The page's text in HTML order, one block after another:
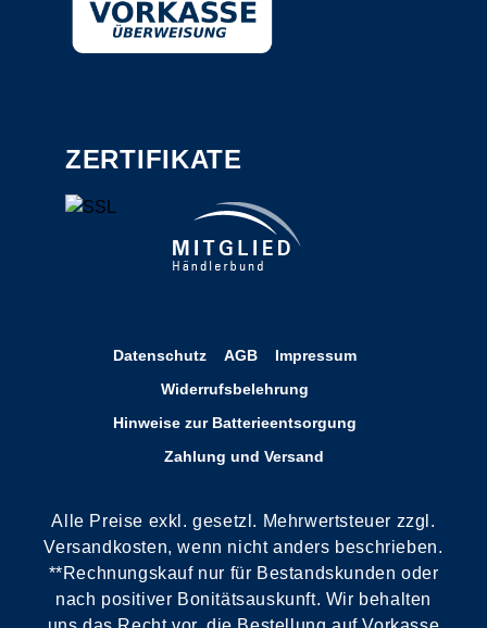
ZERTIFIKATE
Datenschutz AGB
Impressum
Widerrufsbelehrung
Hinweise zur Batterieentsorgung
Zahlung und Versand
Alle Preise exkl. gesetzl. Mehrwertsteuer zzgl.
Versandkosten, wenn nicht anders beschrieben.
**Rechnungskauf nur für Bestandskunden oder
nach positiver Bonitätsauskunft. Wir behalten